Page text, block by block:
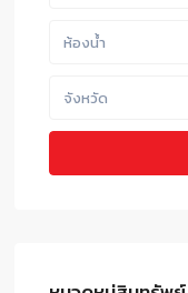
ห้องน้ำ
จังหวัด